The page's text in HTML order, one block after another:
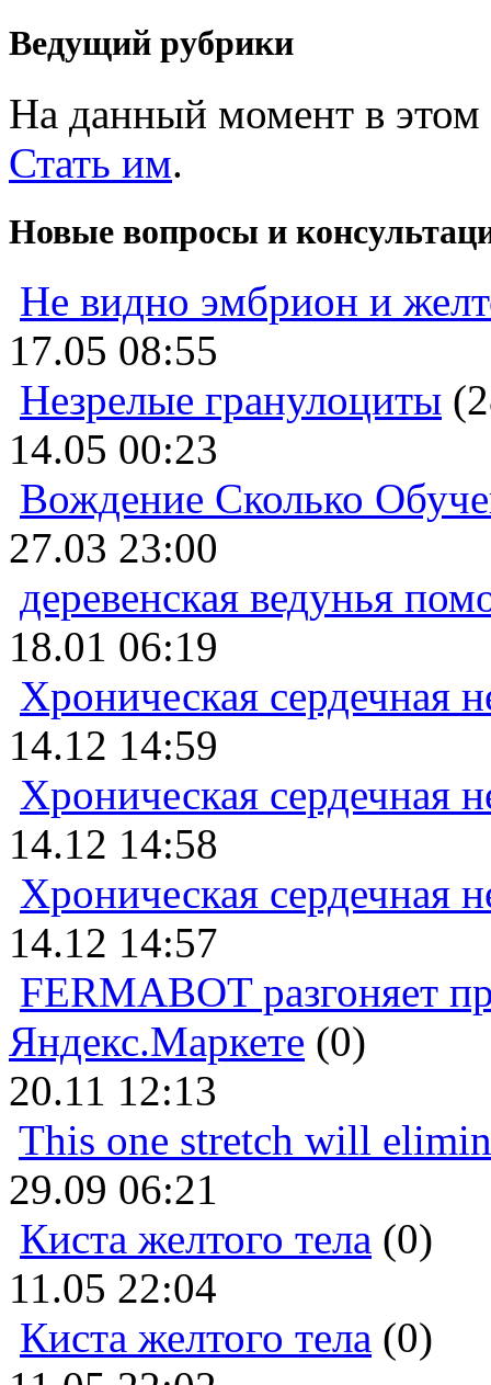
Ведущий рубрики
На данный момент в этом
Стать им.
Новые вопросы и
Не видно эмбрион и
17.05 08:55
Незрелые гранулоциты
14.05 00:23
Вождение Сколько
27.03 23:00
деревенская ведунья
18.01 06:19
Хроническая сердечная
14.12 14:59
Хроническая сердечная
14.12 14:58
Хроническая сердечная
14.12 14:57
FERMABOT разгоняет
Яндекс.Маркете (0)
20.11 12:13
This one stretch will
29.09 06:21
Киста желтого тела (0)
11.05 22:04
Киста желтого тела (0)